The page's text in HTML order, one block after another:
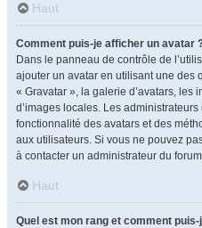
Haut
Comment puis-je afficher un avatar
Dans le panneau de contrôle de
ajouter un avatar en utilisant une des
« Gravatar », la galerie d’avatars, les
d’images locales. Les
fonctionnalité des avatars et des
aux utilisateurs. Si vous ne pouvez
à contacter un administrateur du
Haut
Quel est mon rang et comment